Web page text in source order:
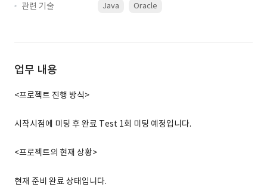
관련 기술
Java Oracle
업무 내용
<프로젝트 진행 방식>
시작시점에 미팅 후 완료 Test 1회 미팅 예정입니다.
<프로젝트의 현재 상황>
현재 준비 완료 상태입니다.